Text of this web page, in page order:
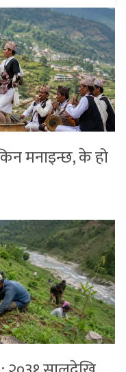
मनाइन्छ, के हो